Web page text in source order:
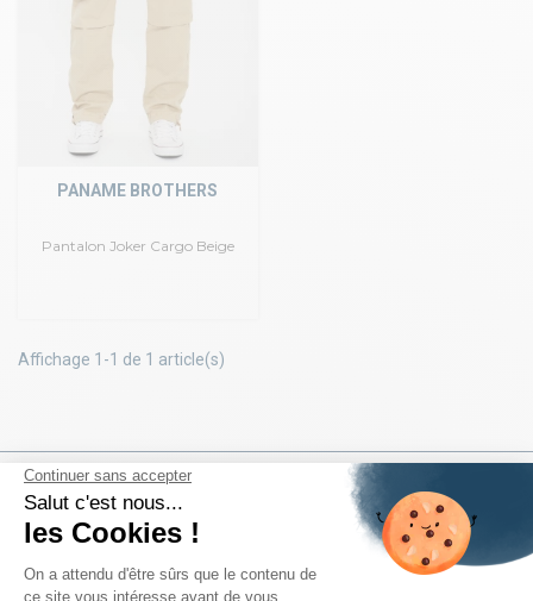
Pantalon Joker Cargo Beige
PANAME BROTHERS
Affichage 1-1 de 1 article(s)
Fidélité
Des marques